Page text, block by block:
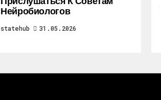
Нейробиологов
statehub 31.05.2026